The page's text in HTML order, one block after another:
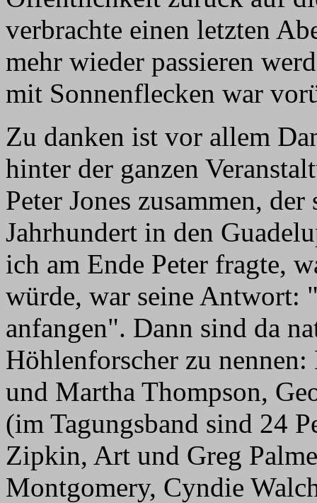
verbrachte einen letzten
mehr wieder passieren
mit Sonnenflecken war
Zu danken ist vor allem
hinter der ganzen
Peter Jones zusammen,
Jahrhundert in den
ich am Ende Peter fragte,
würde, war seine Antwort:
anfangen". Dann sind da
Höhlenforscher zu
und Martha Thompson,
(im Tagungsband sind 24
Zipkin, Art und Greg
Montgomery, Cyndie